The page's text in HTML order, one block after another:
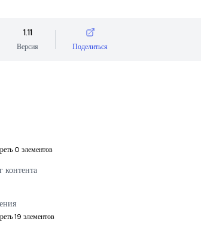
1.11
Версия Поделиться
0 элементов
контента
19 элементов